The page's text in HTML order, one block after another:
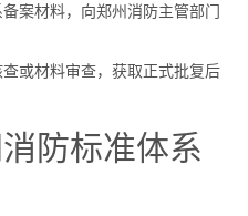
案材料，向郑州消防主管部门
或材料审查，获取正式批复后
防标准体系